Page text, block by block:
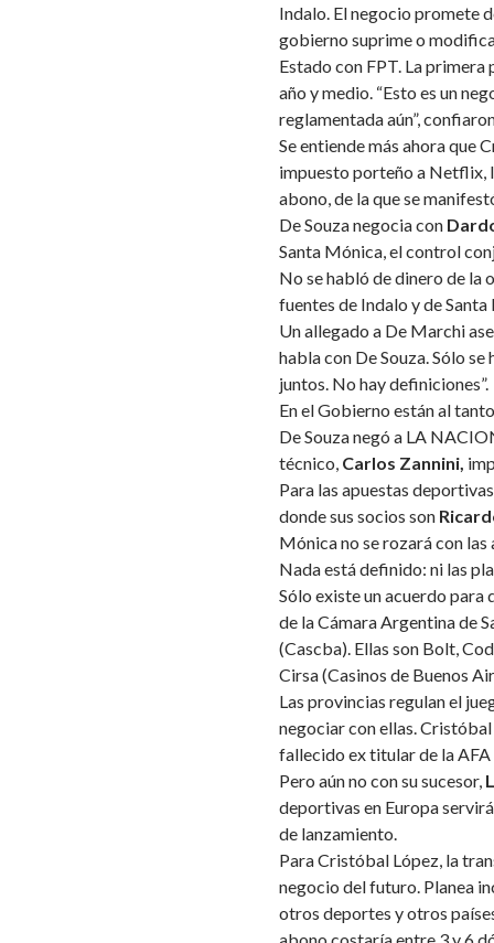
Indalo. El negocio promete
gobierno suprime o
Estado con FPT. La
año y medio. “Esto es un
reglamentada aún”,
Se entiende más ahora que
impuesto porteño a Netflix,
abono, de la que se
De Souza negocia con
Santa Mónica, el control
No se habló de dinero de
fuentes de Indalo y de
Un allegado a De Marchi
habla con De Souza. Sólo
juntos. No hay definiciones”.
En el Gobierno están al
De Souza negó a LA
técnico, Carlos Zannini,
Para las apuestas
donde sus socios son
Mónica no se rozará con las
Nada está definido: ni las
Sólo existe un acuerdo para
de la Cámara Argentina de
(Cascba). Ellas son Bolt,
Cirsa (Casinos de Buenos
Las provincias regulan el
negociar con ellas.
fallecido ex titular de la AFA
Pero aún no con su sucesor,
deportivas en Europa
de lanzamiento.
Para Cristóbal López, la
negocio del futuro. Planea
otros deportes y otros